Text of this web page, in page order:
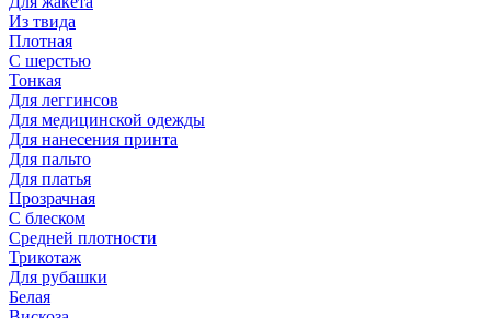
Из твида
Плотная
С шерстью
Тонкая
Для леггинсов
Для медицинской одежды
Для нанесения принта
Для пальто
Для платья
Прозрачная
С блеском
Средней плотности
Трикотаж
Для рубашки
Белая